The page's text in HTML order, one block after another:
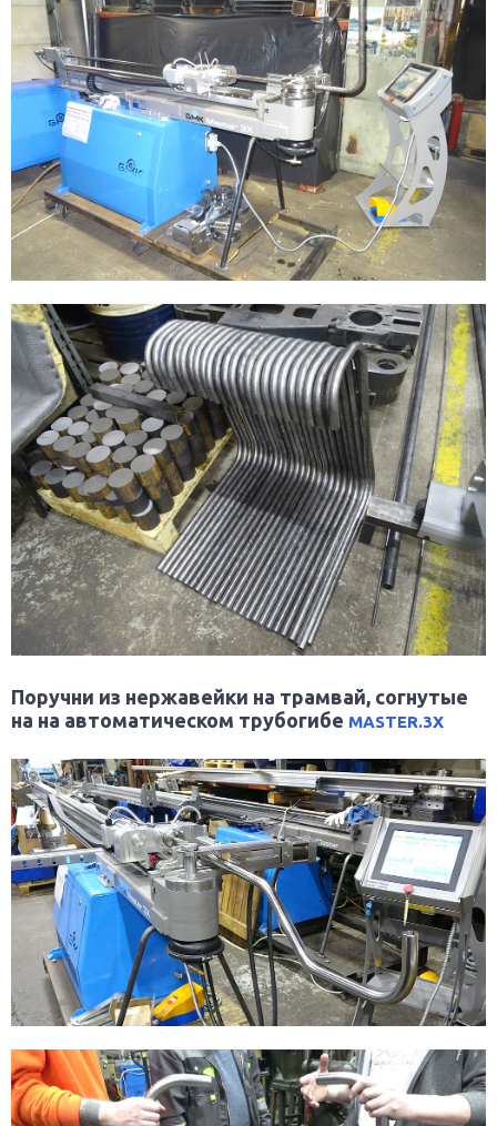
Поручни из нержавейки на трамвай, согнутые
на на автоматическом трубогибе MASTER.3X